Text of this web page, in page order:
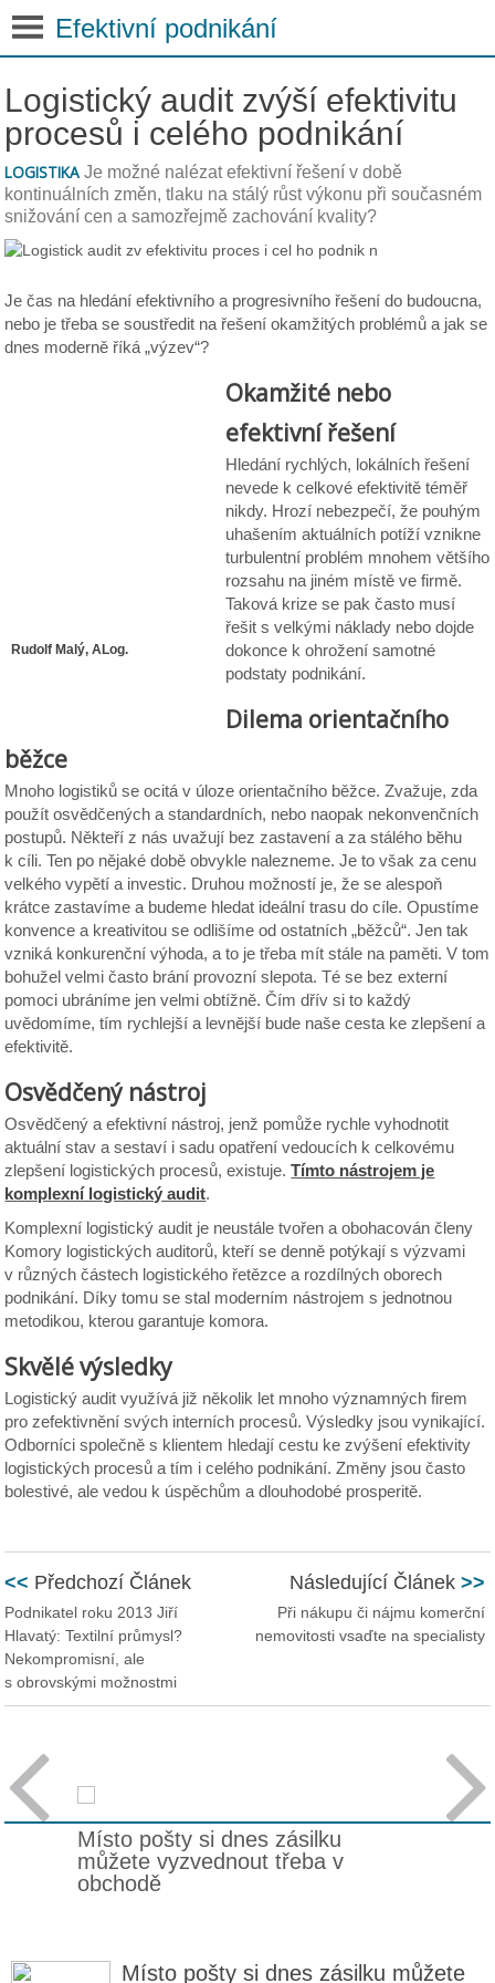
Efektivní podnikání
Logistický audit zvýší efektivitu
procesů i celého podnikání
LOGISTIKA Je možné nalézat efektivní řešení v době
kontinuálních změn, tlaku na stálý růst výkonu při současném
snižování cen a samozřejmě zachování kvality?
Je čas na hledání efektivního a progresivního řešení do budoucna,
nebo je třeba se soustředit na řešení okamžitých problémů a jak se
dnes moderně říká „výzev“?
Rudolf Malý, ALog.
Okamžité nebo
efektivní řešení
Hledání rychlých, lokálních řešení
nevede k celkové efektivitě téměř
nikdy. Hrozí nebezpečí, že pouhým
uhašením aktuálních potíží vznikne
turbulentní problém mnohem většího
rozsahu na jiném místě ve firmě.
Taková krize se pak často musí
řešit s velkými náklady nebo dojde
dokonce k ohrožení samotné
podstaty podnikání.
Dilema orientačního
běžce
Mnoho logistiků se ocitá v úloze orientačního běžce. Zvažuje, zda
použít osvědčených a standardních, nebo naopak nekonvenčních
postupů. Někteří z nás uvažují bez zastavení a za stálého běhu
k cíli. Ten po nějaké době obvykle nalezneme. Je to však za cenu
velkého vypětí a investic. Druhou možností je, že se alespoň
krátce zastavíme a budeme hledat ideální trasu do cíle. Opustíme
konvence a kreativitou se odlišíme od ostatních „běžců“. Jen tak
vzniká konkurenční výhoda, a to je třeba mít stále na paměti. V tom
bohužel velmi často brání provozní slepota. Té se bez externí
pomoci ubráníme jen velmi obtížně. Čím dřív si to každý
uvědomíme, tím rychlejší a levnější bude naše cesta ke zlepšení a
efektivitě.
Osvědčený nástroj
Osvědčený a efektivní nástroj, jenž pomůže rychle vyhodnotit
aktuální stav a sestaví i sadu opatření vedoucích k celkovému
zlepšení logistických procesů, existuje.Tímto nástrojem je
komplexní logistický audit.
Komplexní logistický audit je neustále tvořen a obohacován členy
Komory logistických auditorů, kteří se denně potýkají s výzvami
v různých částech logistického řetězce a rozdílných oborech
podnikání. Díky tomu se stal moderním nástrojem s jednotnou
metodikou, kterou garantuje komora.
Skvělé výsledky
Logistický audit využívá již několik let mnoho významných firem
pro zefektivnění svých interních procesů. Výsledky jsou vynikající.
Odborníci společně s klientem hledají cestu ke zvýšení efektivity
logistických procesů a tím i celého podnikání. Změny jsou často
bolestivé, ale vedou k úspěchům a dlouhodobé prosperitě.
<< Předchozí Článek
Podnikatel roku 2013 Jiří
Hlavatý: Textilní průmysl?
Nekompromisní, ale
s obrovskými možnostmi
Následující Článek >>
Při nákupu či nájmu komerční
nemovitosti vsaďte na specialisty
Místo pošty si dnes zásilku
můžete vyzvednout třeba v
obchodě
 
Místo pošty si dnes zásilku můžete